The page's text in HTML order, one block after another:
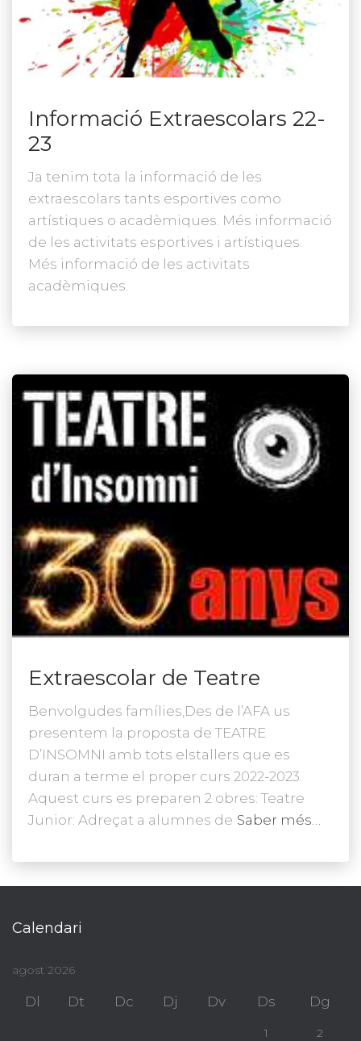
Informació Extraescolars 22-
23
Ja tenim tota la informació de les
extraescolars tants esportives como
artístiques o acadèmiques. Més informació
de les activitats esportives i artístiques.
Més informació de les activitats
acadèmiques.
Extraescolar de Teatre
Benvolgudes famílies,Des de l’AFA us
presentem la proposta de TEATRE
D’INSOMNI amb tots elstallers que es
duran a terme el proper curs 2022-2023.
Aquest curs es preparen 2 obres: Teatre
Junior: Adreçat a alumnes de Saber més…
Calendari
agost 2026
Dl Dt Dc Dj Dv Ds Dg
1 2